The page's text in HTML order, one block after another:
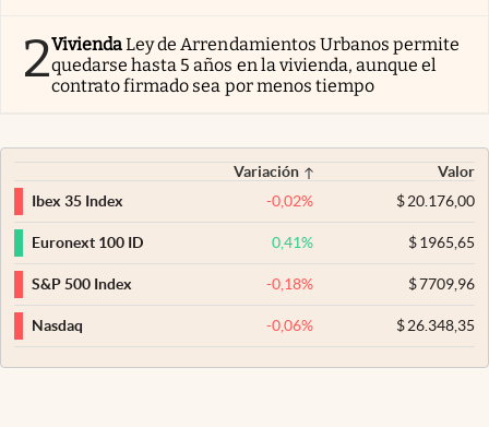
2ViviendaLey de Arrendamientos Urbanos permite
quedarse hasta 5 años en la vivienda, aunque el
contrato firmado sea por menos tiempo
Variación
Valor
Ibex 35 Index
-0,02% $20.176,00
Euronext 100 ID 0,41% $1965,65
S&P 500 Index -0,18% $7709,96
Nasdaq -0,06% $26.348,35